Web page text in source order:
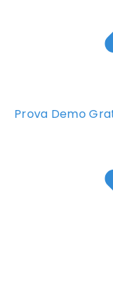
Prova Demo